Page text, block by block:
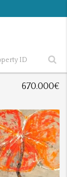
670.000€